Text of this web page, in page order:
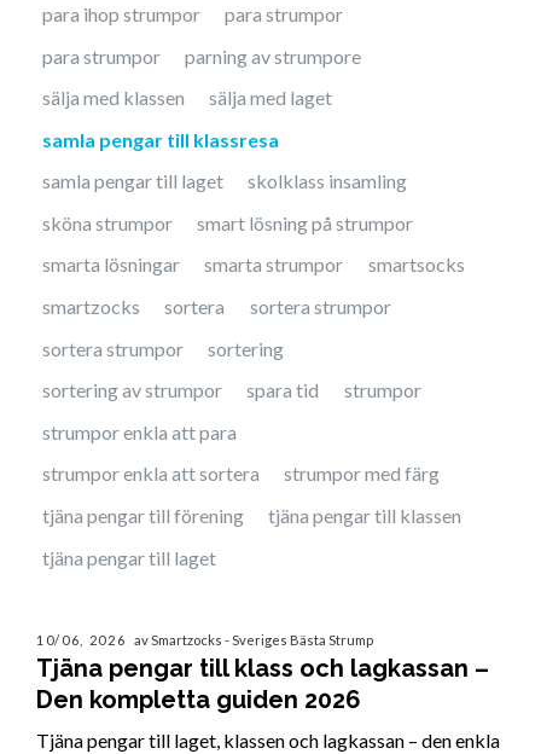
para ihop strumpor
para strumpor
para strumpor
parning av strumpore
sälja med klassen
sälja med laget
samla pengar till klassresa
samla pengar till laget
skolklass insamling
sköna strumpor
smart lösning på strumpor
smarta lösningar
smarta strumpor
smartsocks
smartzocks
sortera
sortera strumpor
sortera strumpor
sortering
sortering av strumpor
spara tid
strumpor
strumpor enkla att para
strumpor enkla att sortera
strumpor med färg
tjäna pengar till förening
tjäna pengar till klassen
tjäna pengar till laget
10/06, 2026 av Smartzocks - Sveriges Bästa Strump
Tjäna pengar till klass och lagkassan –
Den kompletta guiden 2026
Tjäna pengar till laget, klassen och lagkassan – den enkla